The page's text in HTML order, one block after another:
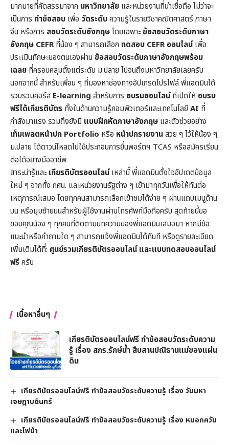
มากมายที่คัดสรรมาจาก มหาวิทยาลัย และหน่วยงานที่น่าเชื่อถือ ไม่ว่าจะ
เป็นการ ทำข้อสอบ เพื่อ วัดระดับความรู้ในรายวิชาคณิตศาสตร์ภาษา
จีน หรือการ สอบวัดระดับอังกฤษโดยเฉพาะข้อสอบวัดระดับภาษา
อังกฤษ CEFRที่น้อง ๆ สามารถเลือก ทดสอบ CEFR ออนไลน์เพื่อ
ประเมินทักษะของตนเองผ่าน ข้อสอบวัดระดับภาษาอังกฤษพร้อม
เฉลย ที่ครอบคลุมตั้งแต่ระดับ ม.ปลาย ไปจนถึงมหาวิทยาลัยเลยครับ
นอกจากนี้ สำหรับเพื่อน ๆ ที่มองหาช่องทางอัปเกรดโปรไฟล์ พี่แอดมินได้
รวบรวมคอร์ส E-learning สำหรับการ อบรมออนไลน์ที่เปิดให้ อบรม
ฟรีได้เกียรติบัตร ทั้งในด้านความรู้คอมพิวเตอร์และเทคโนโลยีAI ที่
กำลังมาแรง รวมถึงยังมี แบบฝึกหัดภาษาอังกฤษ และตัวช่วยอย่าง
เท็มเพลตหน้าปก Portfolio หรือ หน้าปกรายงานสวย ๆ ไว้ให้น้อง ๆ
ม.ปลาย ได้ดาวน์โหลดไปใช้ประกอบการยื่นพอร์ตฯ TCAS หรือสมัครเรียน
ต่อได้อย่างมืออาชีพ
สาระน่ารู้และ เกียรติบัตรออนไลน์เหล่านี้ พี่แอดมินตั้งใจอัปเดตข้อมูล
ใหม่ ๆ จากทั้ง กศน. และหน่วยงานรัฐต่าง ๆ เข้ามาทุกวันเพื่อให้ทันต่อ
เหตุการณ์เสมอ โดยทุกคนสามารถเลือกเข้าชมได้ง่าย ๆ ผ่านแถบเมนูด้าน
บน หรือมุมซ้ายบนสำหรับผู้ใช้งานผ่านโทรศัพท์มือถือครับ สุดท้ายนี้ขอ
ขอบคุณน้อง ๆ ทุกคนที่ติดตามบทความของพี่แอดมินเสมอมา หากมีข้อ
แนะนำหรือคำถามใด ๆ สามารถแจ้งพี่แอดมินได้ทันที หรือดูรายละเอียด
เพิ่มเติมได้ที่: ศูนย์รวมเกียรติบัตรออนไลน์ และแบบทดสอบออนไลน์
ฟรีครับ
เนื้อหาอื่นๆ
เกียรติบัตรออนไลน์ฟรี ทำข้อสอบวัดระดับความ
รู้ เรื่อง สกร.รักษ์น้ำ สืบสานปณิธานแม่ของแผ่น
ดิน
เกียรติบัตรออนไลน์ฟรี ทำข้อสอบวัดระดับความรู้ เรื่อง วันมหา
เจษฎาบดินทร์
เกียรติบัตรออนไลน์ฟรี ทำข้อสอบวัดระดับความรู้ เรื่อง หมอกควัน
และไฟป่า